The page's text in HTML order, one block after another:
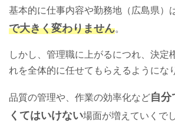
基本的に仕事内容や勤務地（広島県）
で大きく変わりません。
しかし、管理職に上がるにつれ、決定
れを全体的に任せてもらえるようにな
品質の管理や、作業の効率化など自分
くてはいけない場面が増えていくで